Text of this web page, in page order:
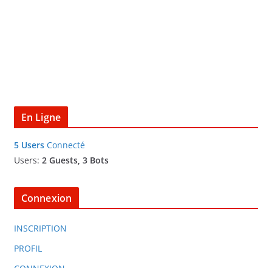
En Ligne
5 UsersConnecté
Users: 2 Guests, 3 Bots
Connexion
INSCRIPTION
PROFIL